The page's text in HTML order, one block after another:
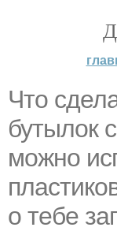
Что
бутылок
можно
о тебе